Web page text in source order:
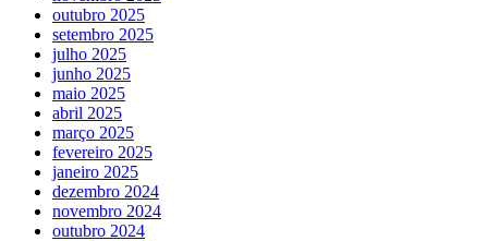
outubro 2025
setembro 2025
julho 2025
junho 2025
maio 2025
abril 2025
março 2025
fevereiro 2025
janeiro 2025
dezembro 2024
novembro 2024
outubro 2024